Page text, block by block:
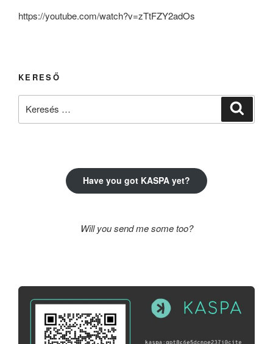
https://youtube.com/watch?v=zTtFZY2adOs
KERESŐ
Have you got KASPA yet?
Will you send me some too?